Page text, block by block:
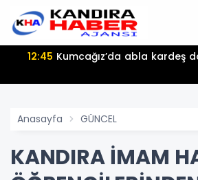
12:45 Kumcağız’da abla kardeş
Anasayfa GÜNCEL
KANDIRA İMAM